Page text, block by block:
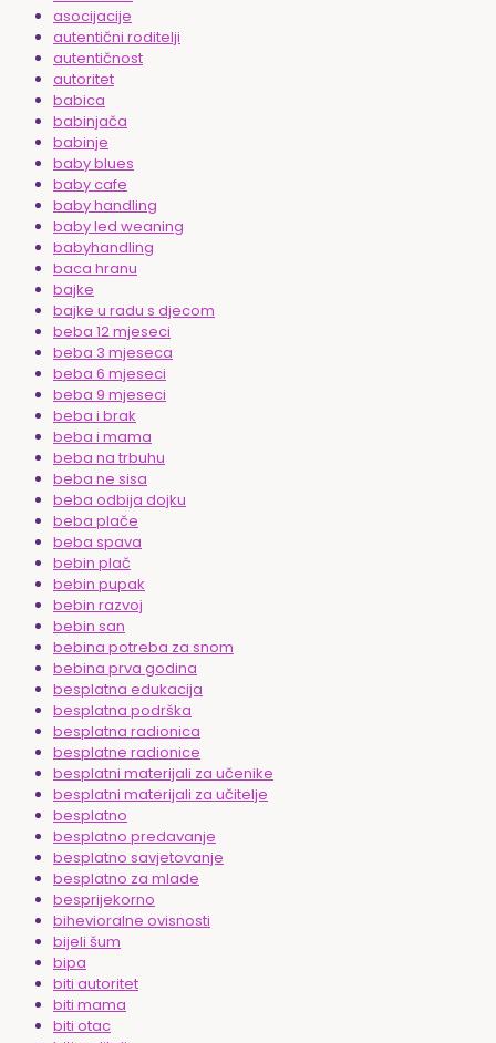
asocijacije
autentični roditelji
autentičnost
autoritet
babica
babinjača
babinje
baby blues
baby cafe
baby handling
baby led weaning
babyhandling
baca hranu
bajke
bajke u radu s djecom
beba 12 mjeseci
beba 3 mjeseca
beba 6 mjeseci
beba 9 mjeseci
beba i brak
beba i mama
beba na trbuhu
beba ne sisa
beba odbija dojku
beba plače
beba spava
bebin plač
bebin pupak
bebin razvoj
bebin san
bebina potreba za snom
bebina prva godina
besplatna edukacija
besplatna podrška
besplatna radionica
besplatne radionice
besplatni materijali za učenike
besplatni materijali za učitelje
besplatno
besplatno predavanje
besplatno savjetovanje
besplatno za mlade
besprijekorno
bihevioralne ovisnosti
bijeli šum
bipa
biti autoritet
biti mama
biti otac